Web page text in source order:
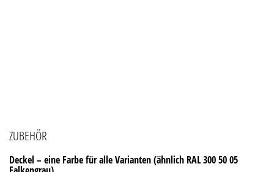
ZUBEHÖR
Deckel – eine Farbe für alle Varianten (ähnlich RAL 300 50 05